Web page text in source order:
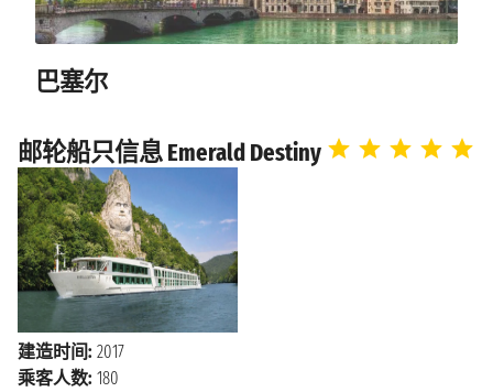
2026年11月6日星期五
n.d. - n.d.
吕德斯海姆
n.d. - n.d.
尔-库斯
2026年11月8日星期日
n.d. - n.d.
2026年11月9日星期一
n.d. - n.d.
2026年11月10日星期二
n.d. - n.d.
巴塞尔
邮轮船只信息 Emerald Destiny
建造时间: 2017
乘客人数: 180